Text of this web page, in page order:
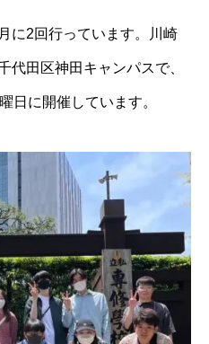
に2回行っています。川崎
代田区神田キャンパスで、
日に開催しています。